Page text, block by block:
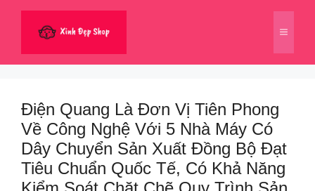
dung
Menu
Điện Quang Là Đơn Vị Tiên Phong
Về Công Nghệ Với 5 Nhà Máy Có
Dây Chuyển Sản Xuất Đồng Bộ Đạt
Tiêu Chuẩn Quốc Tế, Có Khả Năng